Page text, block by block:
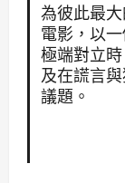
為彼此最
電影，以
極端對立
及在謊言
議題。